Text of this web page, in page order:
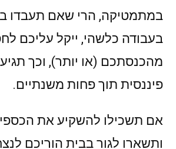
במתמטיקה, הרי שאם תעבדו
מהכנסתכם (או יותר), וכך
פיננסית תוך פחות משנתיים.
אם תשכילו להשקיע את
ותשארו לגור בבית הוריכם